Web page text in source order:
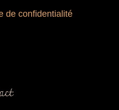
de confidentialité